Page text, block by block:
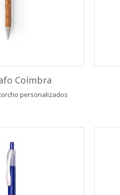
Coímbra
personalizados